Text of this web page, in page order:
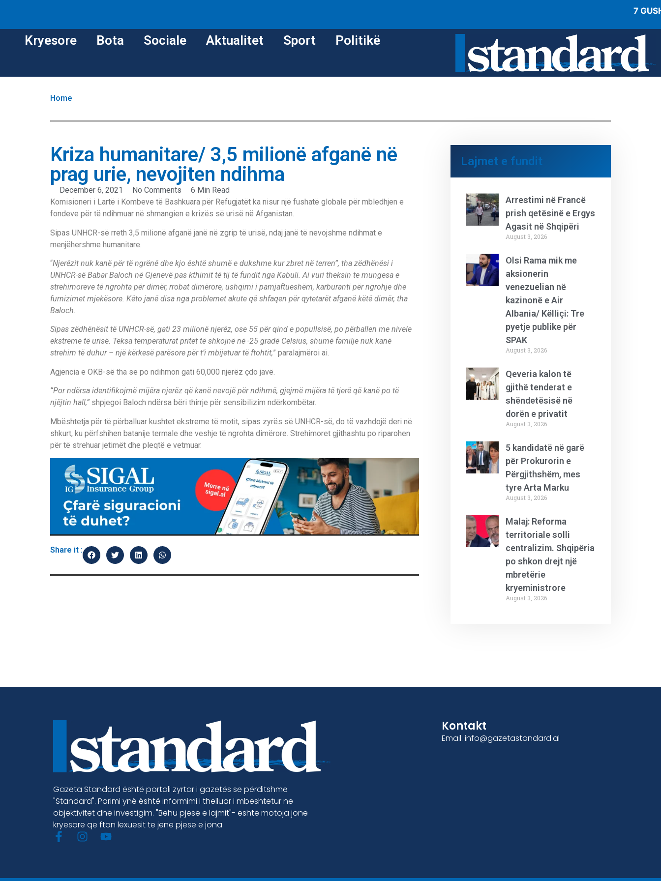
7
Kryesore Bota Sociale Aktualitet Sport Politikë
Home
Kriza humanitare/ 3,5 milionë afganë në
prag urie, nevojiten ndihma
December 6, 2021 No Comments
6 Min Read
Komisioneri i Lartë i Kombeve të Bashkuara për Refugjatët ka nisur një fushatë globale për mbledhjen e
fondeve për të ndihmuar në shmangien e krizës së urisë në Afganistan.
Sipas UNHCR-së rreth 3,5 milionë afganë janë në zgrip të urisë, ndaj janë të nevojshme ndihmat e
menjëhershme humanitare.
“Njerëzit nuk kanë për të ngrënë dhe kjo është shumë e dukshme kur zbret në terren”, tha zëdhënësi i
UNHCR-së Babar Baloch në Gjenevë pas kthimit të tij të fundit nga Kabuli. Ai vuri theksin te mungesa e
strehimoreve të ngrohta për dimër, rrobat dimërore, ushqimi i pamjaftueshëm, karburanti për ngrohje dhe
furnizimet mjekësore. Këto janë disa nga problemet akute që shfaqen për qytetarët afganë këtë dimër, tha
Baloch.
Sipas zëdhënësit të UNHCR-së, gati 23 milionë njerëz, ose 55 për qind e popullsisë, po përballen me nivele
ekstreme të urisë. Teksa temperaturat pritet të shkojnë në -25 gradë Celsius, shumë familje nuk kanë
strehim të duhur – një kërkesë parësore për t’i mbijetuar të ftohtit,” paralajmëroi ai.
Agjencia e OKB-së tha se po ndihmon gati 60,000 njerëz çdo javë.
“Por ndërsa identifikojmë mijëra njerëz që kanë nevojë për ndihmë, gjejmë mijëra të tjerë që kanë po të
njëjtin hall,” shpjegoi Baloch ndërsa bëri thirrje për sensibilizim ndërkombëtar.
Mbështetja për të përballuar kushtet ekstreme të motit, sipas zyrës së UNHCR-së, do të vazhdojë deri në
shkurt, ku përfshihen batanije termale dhe veshje të ngrohta dimërore. Strehimoret gjithashtu po riparohen
për të strehuar jetimët dhe pleqtë e vetmuar.
Share it :
Lajmet e fundit
Arrestimi në Francë
prish qetësinë e Ergys
Agasit në Shqipëri
August 3, 2026
Olsi Rama mik me
aksionerin
venezuelian në
kazinonë e Air
Albania/ Këlliçi: Tre
pyetje publike për
SPAK
August 3, 2026
Qeveria kalon të
gjithë tenderat e
shëndetësisë në
dorën e privatit
August 3, 2026
5 kandidatë në garë
për Prokurorin e
Përgjithshëm, mes
tyre Arta Marku
August 3, 2026
Malaj: Reforma
territoriale solli
centralizim. Shqipëria
po shkon drejt një
mbretërie
kryeministrore
August 3, 2026
Gazeta Standard është portali zyrtar i gazetës se përditshme
"Standard". Parimi ynë është informimi i thelluar i mbeshtetur ne
objektivitet dhe investigim. "Behu pjese e lajmit"- eshte motoja jone
kryesore qe fton lexuesit te jene pjese e jona
Kontakt
Email: info@gazetastandard.al